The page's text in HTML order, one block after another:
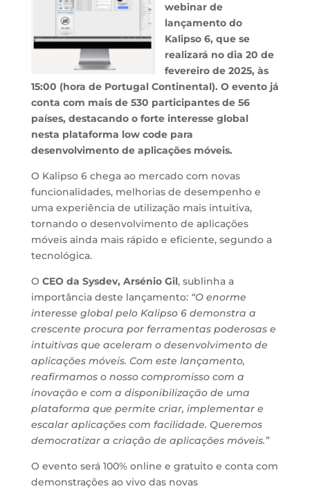
webinar de
lançamento do
Kalipso 6, que se
realizará no dia 20 de
fevereiro de 2025, às
15:00 (hora de Portugal Continental). O evento já
conta com mais de 530 participantes de 56
países, destacando o forte interesse global
nesta plataforma low code para
desenvolvimento de aplicações móveis.
O Kalipso 6 chega ao mercado com novas
funcionalidades, melhorias de desempenho e
uma experiência de utilização mais intuitiva,
tornando o desenvolvimento de aplicações
móveis ainda mais rápido e eficiente, segundo a
tecnológica.
O CEO da Sysdev, Arsénio Gil, sublinha a
importância deste lançamento: “O enorme
interesse global pelo Kalipso 6 demonstra a
crescente procura por ferramentas poderosas e
intuitivas que aceleram o desenvolvimento de
aplicações móveis. Com este lançamento,
reafirmamos o nosso compromisso com a
inovação e com a disponibilização de uma
plataforma que permite criar, implementar e
escalar aplicações com facilidade. Queremos
democratizar a criação de aplicações móveis.”
O evento será 100% online e gratuito e conta com
demonstrações ao vivo das novas